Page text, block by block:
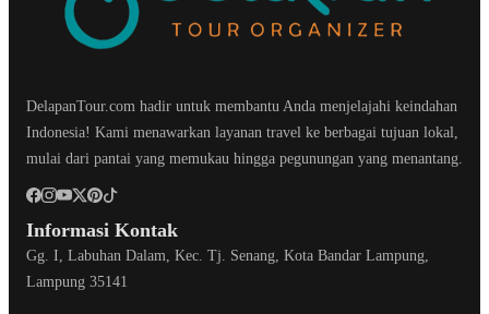
DelapanTour.com hadir untuk membantu Anda menjelajahi keindahan
Indonesia! Kami menawarkan layanan travel ke berbagai tujuan lokal,
mulai dari pantai yang memukau hingga pegunungan yang menantang.
Informasi Kontak
Gg. I, Labuhan Dalam, Kec. Tj. Senang, Kota Bandar Lampung,
Lampung 35141